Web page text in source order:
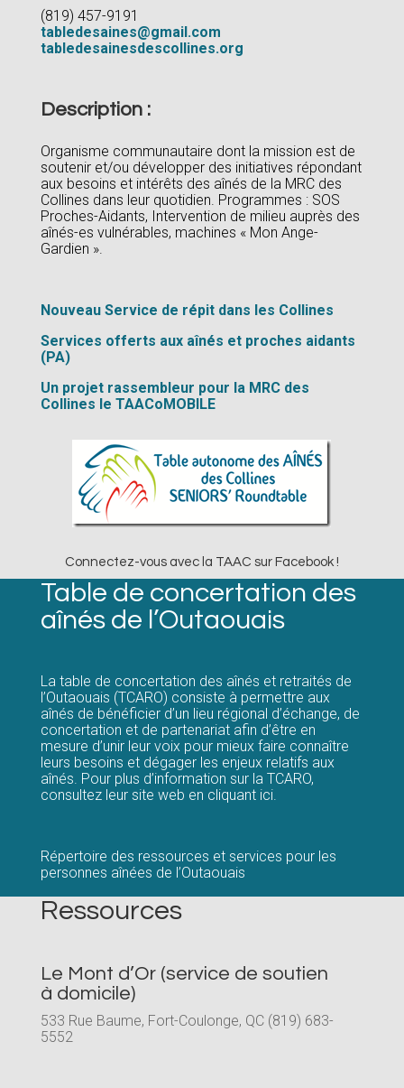
(819) 457-9191
tabledesaines@gmail.com
tabledesainesdescollines.org
Description :
Organisme communautaire dont la mission est de
soutenir et/ou développer des initiatives répondant
aux besoins et intérêts des aînés de la MRC des
Collines dans leur quotidien. Programmes : SOS
Proches-Aidants, Intervention de milieu auprès des
aînés-es vulnérables, machines « Mon Ange-
Gardien ».
Nouveau Service de répit dans les Collines
Services offerts aux aînés et proches aidants
(PA)
Un projet rassembleur pour la MRC des
Collines le TAACoMOBILE
Connectez-vous avec la TAAC sur Facebook !
Table de concertation des
aînés de l’Outaouais
La table de concertation des aînés et retraités de
l’Outaouais (TCARO) consiste à permettre aux
aînés de bénéficier d’un lieu régional d’échange, de
concertation et de partenariat afin d’être en
mesure d’unir leur voix pour mieux faire connaître
leurs besoins et dégager les enjeux relatifs aux
aînés. Pour plus d’information sur la TCARO,
consultez leur site web en cliquant ici.
Répertoire des ressources et services pour les
personnes aînées de l’Outaouais
Ressources
Le Mont d’Or (service de soutien
à domicile)
533 Rue Baume, Fort-Coulonge, QC (819) 683-
5552